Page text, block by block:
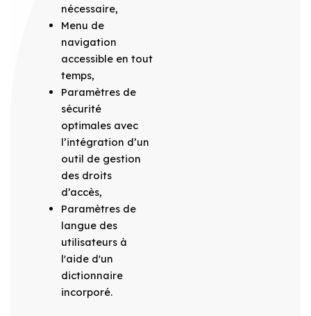
nécessaire,
Menu de
navigation
accessible en tout
temps,
Paramètres de
sécurité
optimales avec
l’intégration d’un
outil de gestion
des droits
d’accès,
Paramètres de
langue des
utilisateurs à
l'aide d'un
dictionnaire
incorporé.